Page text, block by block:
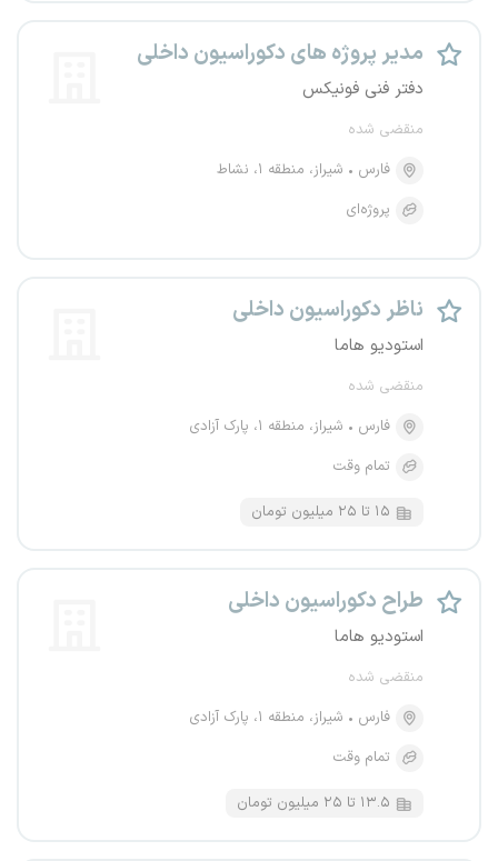
مدیر پروژه های دکوراسیون داخلی
دفتر فنی فونیکس
منقضی شده
فارس
شیراز، منطقه ۱، نشاط
پروژه‌ای
ناظر دکوراسیون داخلی
استودیو هاما
منقضی شده
فارس
شیراز، منطقه ۱، پارک آزادی
تمام وقت
۱۵ تا ۲۵ میلیون تومان
طراح دکوراسیون داخلی
استودیو هاما
منقضی شده
فارس
شیراز، منطقه ۱، پارک آزادی
تمام وقت
۱۳.۵ تا ۲۵ میلیون تومان